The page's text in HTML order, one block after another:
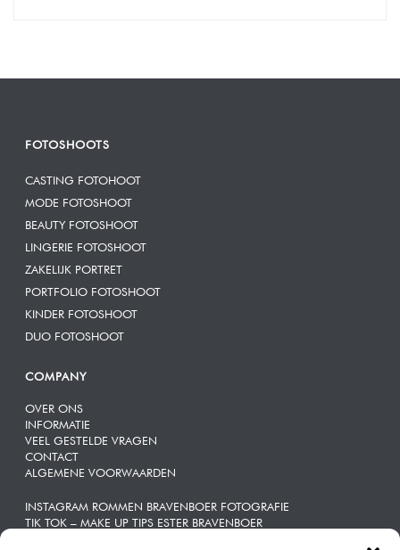
FOTOSHOOTS
CASTING FOTOHOOT
MODE FOTOSHOOT
BEAUTY FOTOSHOOT
LINGERIE FOTOSHOOT
ZAKELIJK PORTRET
PORTFOLIO FOTOSHOOT
KINDER FOTOSHOOT
DUO FOTOSHOOT
COMPANY
OVER ONS
INFORMATIE
VEEL GESTELDE VRAGEN
CONTACT
ALGEMENE VOORWAARDEN
INSTAGRAM ROMMEN BRAVENBOER FOTOGRAFIE
TIK TOK – MAKE UP TIPS ESTER BRAVENBOER